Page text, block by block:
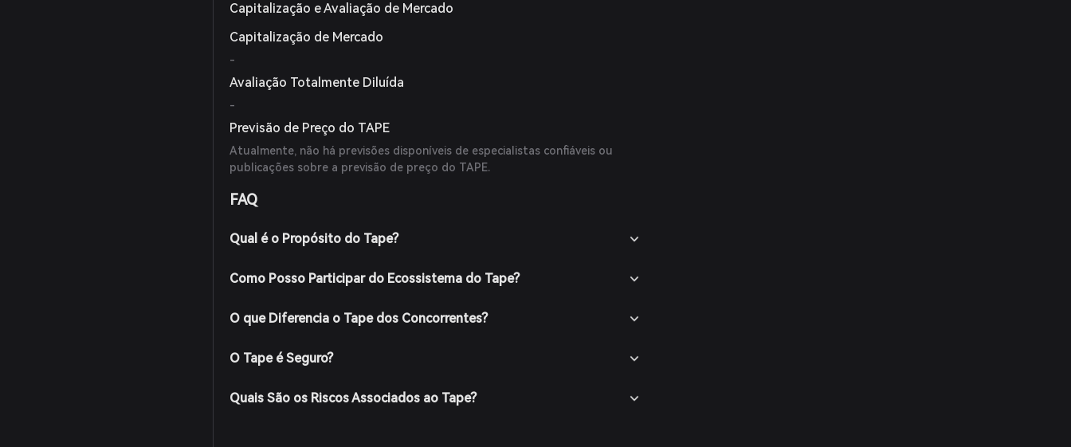
Capitalização e Avaliação de Mercado
Capitalização de Mercado
-
Avaliação Totalmente Diluída
-
Previsão de Preço do TAPE
Atualmente, não há previsões disponíveis de especialistas confiáveis ou
publicações sobre a previsão de preço do TAPE.
FAQ
Qual é o Propósito do Tape?
Como Posso Participar do Ecossistema do Tape?
O que Diferencia o Tape dos Concorrentes?
O Tape é Seguro?
Quais São os Riscos Associados ao Tape?